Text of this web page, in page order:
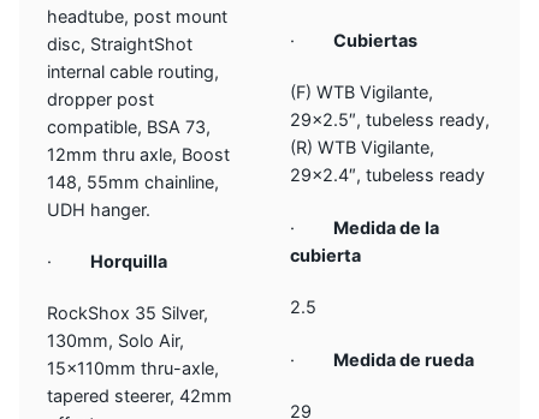
headtube, post mount
disc, StraightShot
internal cable routing,
dropper post
compatible, BSA 73,
12mm thru axle, Boost
148, 55mm chainline,
UDH hanger.
· Horquilla
RockShox 35 Silver,
130mm, Solo Air,
15x110mm thru-axle,
tapered steerer, 42mm
·Cubiertas
(F) WTB Vigilante,
29×2.5″, tubeless ready,
(R) WTB Vigilante,
29×2.4″, tubeless ready
· Medida de la
cubierta
2.5
· Medida de rueda
29